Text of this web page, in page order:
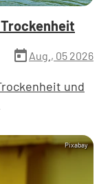
today Aug., 05 2026
und
Pixabay